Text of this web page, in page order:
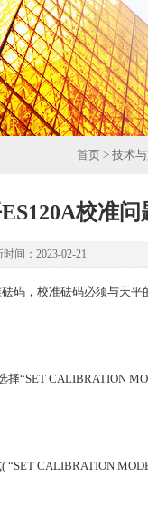
首页 > 技术
校准问
间：2023-02-21
码，校准砝码必须与天
“SET CALIBRATION
CALIBRATION